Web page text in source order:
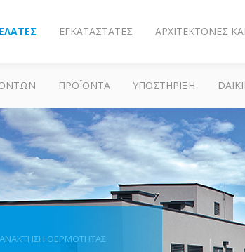
ΕΓΚΑΤΑΣΤΆΤΕΣ ΑΡΧΙΤΈΚΤΟΝΕΣ
ΠΡΟΪΌΝΤΑ ΥΠΟΣΤΗΡΙΞΗ
ΑΝΆΚΤΗΣΗ ΘΕΡΜΌΤΗΤΑΣ